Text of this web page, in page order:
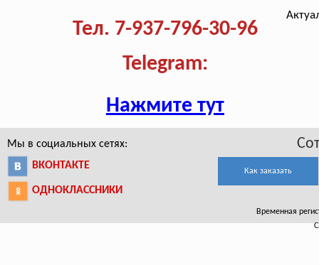
Тел. 7-937-796-30-96
Telegram:
Нажмите тут
Мы в социальных сетях:
ВКОНТАКТЕ
ОДНОКЛАССНИКИ
Как заказать
Временная